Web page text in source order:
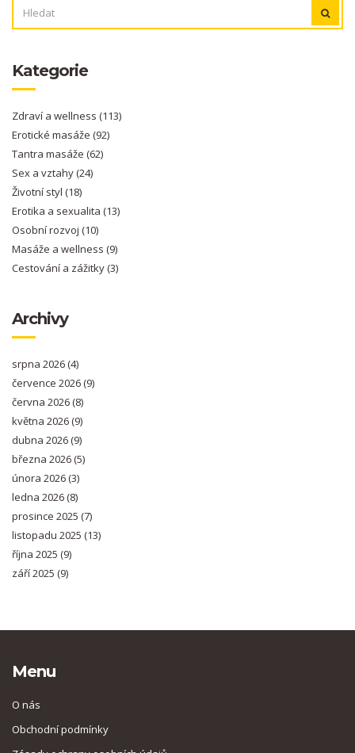
Kategorie
Zdraví a wellness (113)
Erotické masáže (92)
Tantra masáže (62)
Sex a vztahy(24)
Životní styl (18)
Erotika a sexualita (13)
Osobní rozvoj (10)
Masáže a wellness (9)
Cestování a zážitky(3)
Archivy
srpna 2026(4)
července 2026(9)
června 2026(8)
května 2026(9)
dubna 2026(9)
března 2026(5)
února 2026(3)
ledna 2026(8)
prosince 2025 (7)
listopadu 2025 (13)
října 2025 (9)
září 2025 (9)
Menu
O nás
Obchodní podmínky